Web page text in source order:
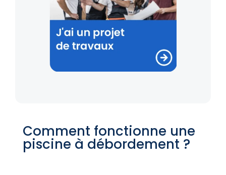
Comment fonctionne une
piscine à débordement ?